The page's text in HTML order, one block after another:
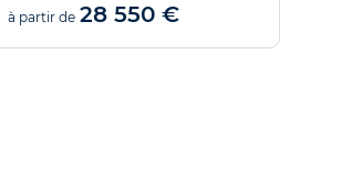
à partir de 28 550 €